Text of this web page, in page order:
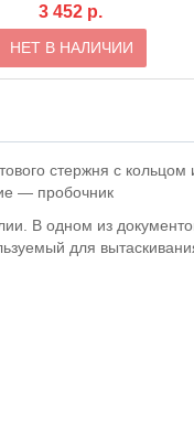
3 452 р.
НЕТ В НАЛИЧИИ
стержня с кольцом
— пробочник
В одном из
для